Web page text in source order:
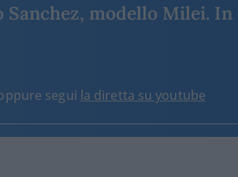
Sanchez, modello Milei.
segui la diretta su youtube